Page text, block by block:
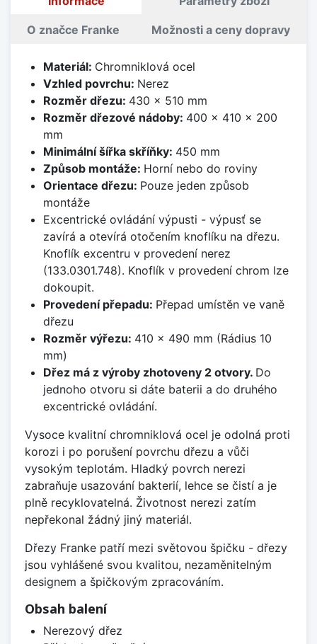
O značce Franke Možnosti a ceny dopravy
Materiál: Chromniklová ocel
Vzhled povrchu: Nerez
Rozměr dřezu: 430 x 510 mm
Rozměr dřezové nádoby: 400 x 410 x 200
mm
Minimální šířka skříňky: 450 mm
Způsob montáže: Horní nebo do roviny
Orientace dřezu: Pouze jeden způsob
montáže
Excentrické ovládání výpusti - výpusť se
zavírá a otevírá otočením knoflíku na dřezu.
Knoflík excentru v provedení nerez
(133.0301.748). Knoflík v provedení chrom lze
dokoupit.
Provedení přepadu: Přepad umístěn ve vaně
dřezu
Rozměr výřezu: 410 × 490 mm (Rádius 10
mm)
Dřez má z výroby zhotoveny 2 otvory. Do
jednoho otvoru si dáte baterii a do druhého
excentrické ovládání.
Vysoce kvalitní chromniklová ocel je odolná proti
korozi i po porušení povrchu dřezu a vůči
vysokým teplotám. Hladký povrch nerezi
zabraňuje usazování bakterií, lehce se čistí a je
plně recyklovatelná. Životnost nerezi zatím
nepřekonal žádný jiný materiál.
Dřezy Franke patří mezi světovou špičku - dřezy
jsou vyhlášené svou kvalitou, nezaměnitelným
designem a špičkovým zpracováním.
Obsah balení
Nerezový dřez